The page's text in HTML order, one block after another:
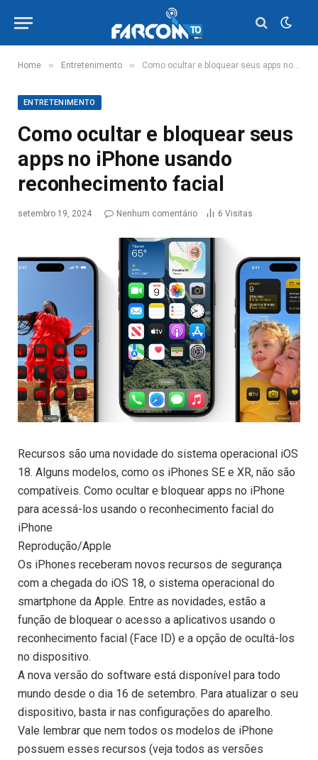
Home » Entretenimento » Como ocultar e bloquear seus apps no iPhone usando reconhecimento facial
ENTRETENIMENTO
Como ocultar e bloquear seus
apps no iPhone usando
reconhecimento facial
setembro 19, 2024 Nenhum comentário 6 Visitas
Recursos são uma novidade do sistema operacional iOS
18. Alguns modelos, como os iPhones SE e XR, não são
compatíveis. Como ocultar e bloquear apps no iPhone
para acessá-los usando o reconhecimento facial do
iPhone
Reprodução/Apple
Os iPhones receberam novos recursos de segurança
com a chegada do iOS 18, o sistema operacional do
smartphone da Apple. Entre as novidades, estão a
função de bloquear o acesso a aplicativos usando o
reconhecimento facial (Face ID) e a opção de ocultá-los
no dispositivo.
A nova versão do software está disponível para todo
mundo desde o dia 16 de setembro. Para atualizar o seu
dispositivo, basta ir nas configurações do aparelho.
Vale lembrar que nem todos os modelos de iPhone
possuem esses recursos (veja todos as versões